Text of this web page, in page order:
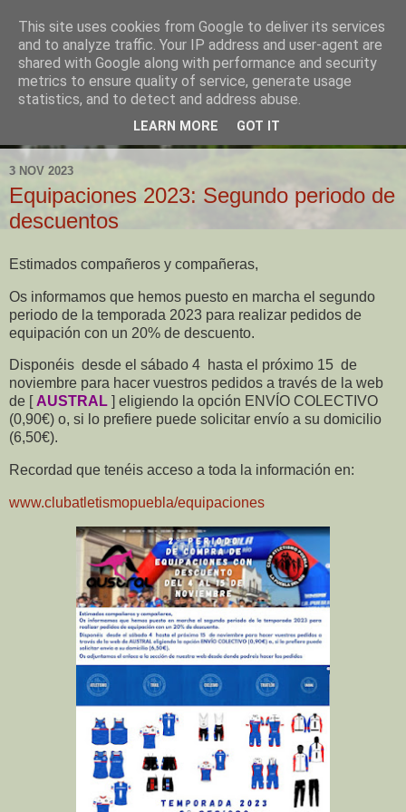
3 NOV 2023
Equipaciones 2023: Segundo periodo de
descuentos
Estimados compañeros y compañeras,
Os informamos que hemos puesto en marcha el segundo
periodo de la temporada 2023 para realizar pedidos de
equipación con un 20% de descuento.
Disponéis desde el sábado 4 hasta el próximo 15 de
noviembre para hacer vuestros pedidos a través de la web
de [AUSTRAL ] eligiendo la opción ENVÍO COLECTIVO
(0,90€) o, si lo prefiere puede solicitar envío a su domicilio
(6,50€).
Recordad que tenéis acceso a toda la información en:
www.clubatletismopuebla/equipaciones
This site uses cookies from Google to deliver its services
and to analyze traffic. Your IP address and user-agent are
shared with Google along with performance and security
metrics to ensure quality of service, generate usage
statistics, and to detect and address abuse.
LEARN MORE GOT IT